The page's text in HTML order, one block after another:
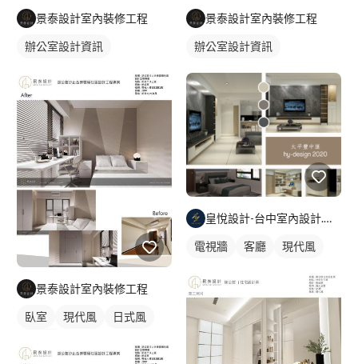
Q:你們與其他室內裝修工程有什麼不同 A:我們除了施工工程外，
我們還兼具美學設計能力,我們的作品有很多設計規範書，都是我
了，經歷一線品牌嚴格考驗，對於施工品質非常要求，市面上比低
價的很多往往為了降低成本品質相對施工品質比較差也比較堪慮，
目前市面上還有很多我們的作品，可到現場参觀，住宅比較不方便
参觀。 Q:如何與設計公司配合呢？ A:1.設計約程序>現場丈量>需
求溝通>繪製平面配置圖>初估工程總預算>確認設計約報價簽約>
進行平面圖確認>風格提案確認>精細繪製3D圖確認>完成系統套
圖>進行初估報價>完成設計約付款。 2.工程程序>現場丈量>需求
溝通>繪製平面配置圖>確認初估報價簽約>再次繪製平面確認施工
圖>安排進度表>進行施工>完工確認。(單純只有繪製施工圖，一
般收費標準佔總工程費約5-8％費用)(依照專案有所不同) Q:這麼樣
跟設計師溝通,我想要的風格與需求呢？ A:可以收集一些喜歡的空
間照片或是影片,寫下你想要的空間氛圍,喜歡的飯店或是不喜歡的
事物,還有多跟家庭成員溝通收納等問題,收集好給設計師參考,大大
提升設計師規劃理想的空間歐，多溝通讓設計師多了解你們，對未
來順利執行案子非常有幫助。 Q:為什麼要監工費與工程管理證照
A:本公司有具備專業工程管理施工證照人員,執行工程時要有經驗
豐富的工務掌握工程進度與廠商協調及工程管理，讓整個工程順利
景泰設計室內裝修工程
辦公室設計資訊
景泰設計室內裝修工程
臥室 現代風
日式風
景泰設計室內裝修工程
辦公室設計資訊
皇悅設計-台中室內設計.綠裝修.工程
電視牆 客廳 現代風